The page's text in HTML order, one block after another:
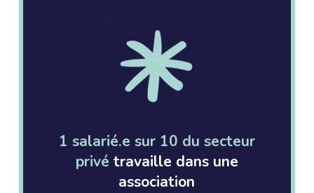
1 salarié.e sur 10 du secteur
privé travaille dans une
association